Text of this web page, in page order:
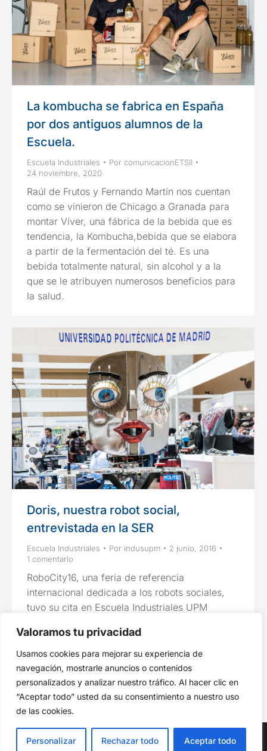
Valoramos tu privacidad
Usamos cookies para mejorar su experiencia de
navegación, mostrarle anuncios o contenidos
personalizados y analizar nuestro tráfico. Al hacer clic en
“Aceptar todo” usted da su consentimiento a nuestro uso
de las cookies.
Personalizar Rechazar todo Aceptar todo
La kombucha se fabrica en España
por dos antiguos alumnos de la
Escuela.
Escuela Industriales Por comunicacionETSII
24 noviembre, 2020
Raúl de Frutos y Fernando Martín nos cuentan
como se vinieron de Chicago a Granada para
montar Víver, una fábrica de la bebida que es
tendencia, la Kombucha,bebida que se elabora
a partir de la fermentación del té. Es una
bebida totalmente natural, sin alcohol y a la
que se le atribuyen numerosos beneficios para
la salud.
Doris, nuestra robot social,
entrevistada en la SER
Escuela Industriales Por indusupm
2 junio, 2016
1 comentario
RoboCity16, una feria de referencia
internacional dedicada a los robots sociales,
tuvo su cita en Escuela Industriales UPM
1 2 3 →